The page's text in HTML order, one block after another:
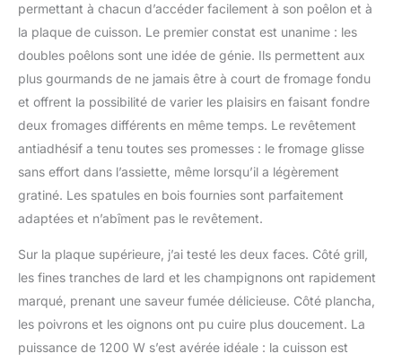
permettant à chacun d’accéder facilement à son poêlon et à
la plaque de cuisson. Le premier constat est unanime : les
doubles poêlons sont une idée de génie. Ils permettent aux
plus gourmands de ne jamais être à court de fromage fondu
et offrent la possibilité de varier les plaisirs en faisant fondre
deux fromages différents en même temps. Le revêtement
antiadhésif a tenu toutes ses promesses : le fromage glisse
sans effort dans l’assiette, même lorsqu’il a légèrement
gratiné. Les spatules en bois fournies sont parfaitement
adaptées et n’abîment pas le revêtement.
Sur la plaque supérieure, j’ai testé les deux faces. Côté grill,
les fines tranches de lard et les champignons ont rapidement
marqué, prenant une saveur fumée délicieuse. Côté plancha,
les poivrons et les oignons ont pu cuire plus doucement. La
puissance de 1200 W s’est avérée idéale : la cuisson est